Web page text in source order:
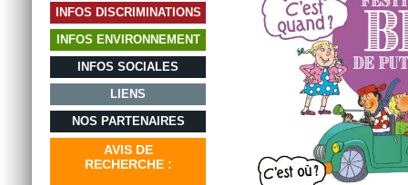
INFOS DISCRIMINATIONS
INFOS ENVIRONNEMENT
INFOS SOCIALES
LIENS
NOS PARTENAIRES
AVIS DE
RECHERCHE :